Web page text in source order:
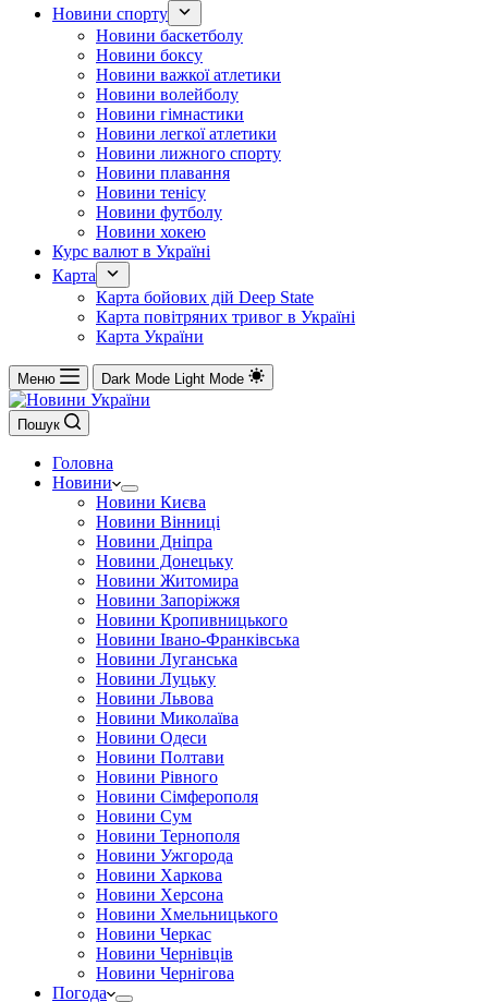
Новини спорту
Новини баскетболу
Новини боксу
Новини важкої атлетики
Новини волейболу
Новини гімнастики
Новини легкої атлетики
Новини лижного спорту
Новини плавання
Новини тенісу
Новини футболу
Новини хокею
Курс валют в Україні
Карта
Карта бойових дій Deep State
Карта повітряних тривог в Україні
Карта України
Меню Dark Mode Light Mode
Пошук
Головна
Новини
Новини Києва
Новини Вінниці
Новини Дніпра
Новини Донецьку
Новини Житомира
Новини Запоріжжя
Новини Кропивницького
Новини Івано-Франківська
Новини Луганська
Новини Луцьку
Новини Львова
Новини Миколаїва
Новини Одеси
Новини Полтави
Новини Рівного
Новини Сімферополя
Новини Сум
Новини Тернополя
Новини Ужгорода
Новини Харкова
Новини Херсона
Новини Хмельницького
Новини Черкас
Новини Чернівців
Новини Чернігова
Погода